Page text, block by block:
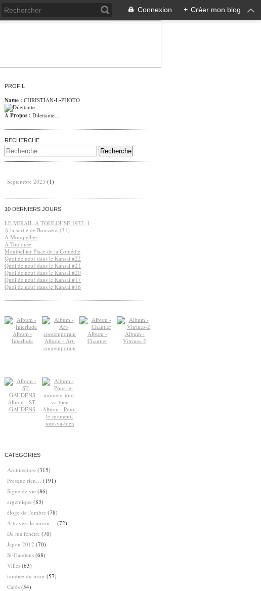
Connexion + Créer mon blog
PROFIL
Name : CHRISTIAN•L•PHOTO
À Propos : Dilettante…
RECHERCHE
Septembre 2025 (1)
10 DERNIERS JOURS
LE MIRAIL A TOULOUSE 1972 .1
A la sortie de Boussens (31)
A Montpellier
A Toulouse
Montpellier Place de la Comédie
Quoi de neuf dans le Kansai #22
Quoi de neuf dans le Kansai #21
Quoi de neuf dans le Kansai #20
Quoi de neuf dans le Kansai #17
Quoi de neuf dans le Kansai #16
Album -
Interlude
Album - Art-
contemporain
Album -
Chantier
Album -
Vitrines-2
Album - ST-
GAUDENS
Album - Pour-
le-moment-
tout-va-bien
CATÉGORIES
Architecture (315)
Presque rien…
(191)
Signe de vie (86)
argentique (83)
éloge de l'ombre (78)
A travers le miroir…
(72)
De ma fenêtre (70)
Japon 2012 (70)
St-Gaudens (68)
Villes (63)
tombée du tiroir (57)
Cafés (54)